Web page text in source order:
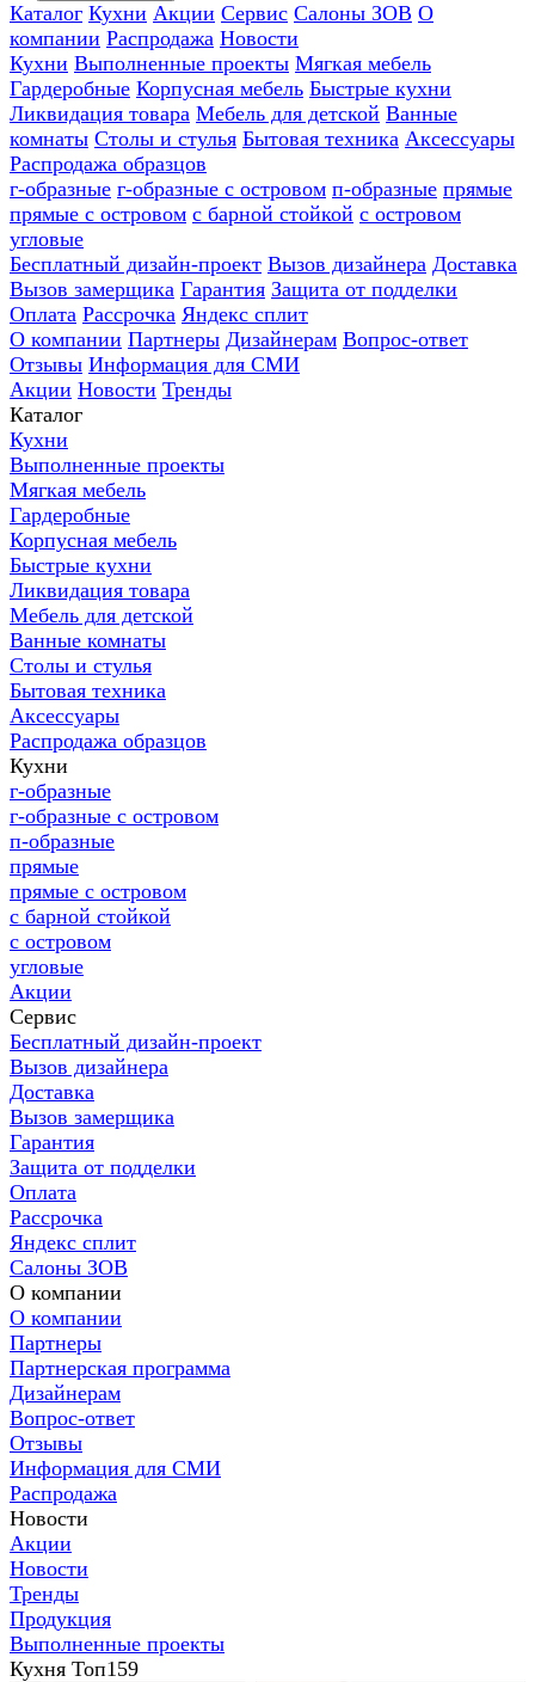
Каталог Кухни Акции Сервис Салоны ЗОВ О
компании Распродажа Новости
Кухни Выполненные проекты Мягкая мебель
Гардеробные Корпусная мебель Быстрые кухни
Ликвидация товара Мебель для детской Ванные
комнаты Столы и стулья Бытовая техника Аксессуары
Распродажа образцов
г-образные г-образные с островом п-образные прямые
прямые с островом с барной стойкой с островом
угловые
Бесплатный дизайн-проект Вызов дизайнера Доставка
Вызов замерщика Гарантия Защита от подделки
Оплата Рассрочка Яндекс сплит
О компании Партнеры Дизайнерам Вопрос-ответ
Отзывы Информация для СМИ
Акции Новости Тренды
Каталог
Кухни
Выполненные проекты
Мягкая мебель
Гардеробные
Корпусная мебель
Быстрые кухни
Ликвидация товара
Мебель для детской
Ванные комнаты
Столы и стулья
Бытовая техника
Аксессуары
Распродажа образцов
Кухни
г-образные
г-образные с островом
п-образные
прямые
прямые с островом
с барной стойкой
с островом
угловые
Акции
Сервис
Бесплатный дизайн-проект
Вызов дизайнера
Доставка
Вызов замерщика
Гарантия
Защита от подделки
Оплата
Рассрочка
Яндекс сплит
Салоны ЗОВ
О компании
О компании
Партнеры
Партнерская программа
Дизайнерам
Вопрос-ответ
Отзывы
Информация для СМИ
Распродажа
Новости
Акции
Новости
Тренды
Продукция
Выполненные проекты
Кухня Топ159